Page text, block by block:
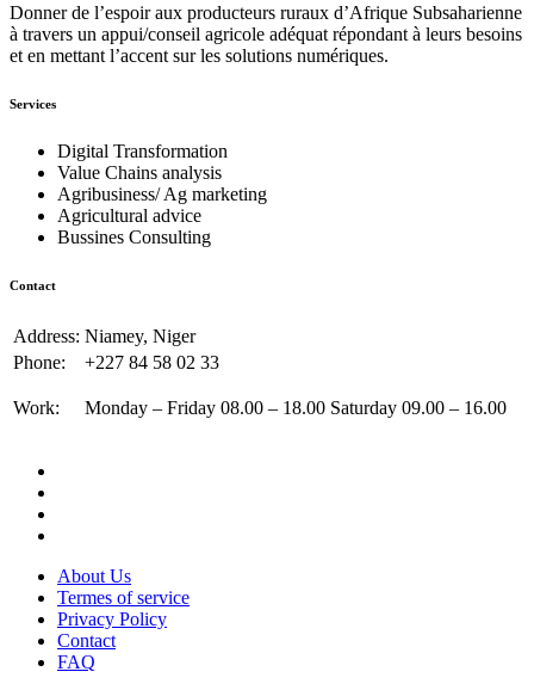
Donner de l’espoir aux producteurs ruraux d’Afrique Subsaharienne
à travers un appui/conseil agricole adéquat répondant à leurs besoins
et en mettant l’accent sur les solutions numériques.
Services
Digital Transformation
Value Chains analysis
Agribusiness/ Ag marketing
Agricultural advice
Bussines Consulting
Contact
Address: Niamey, Niger
Phone:
+227 84 58 02 33
Work: Monday – Friday 08.00 – 18.00 Saturday 09.00 – 16.00
About Us
Termes of service
Privacy Policy
Contact
FAQ